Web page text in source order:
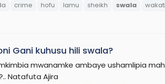
crime hofu lamu sheikh swala wakati
Gani kuhusu hili swala?
mwanamke ambaye ushamlipia
Natafuta Ajira